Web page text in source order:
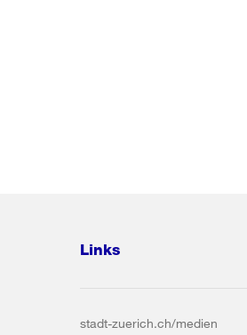
Links
stadt-zuerich.ch/medien